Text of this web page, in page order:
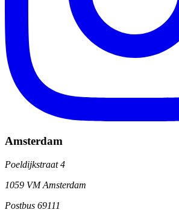
Amsterdam
Poeldijkstraat 4
1059 VM Amsterdam
Postbus 69111